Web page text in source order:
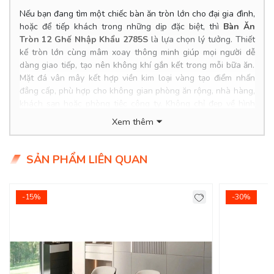
Nếu bạn đang tìm một chiếc bàn ăn tròn lớn cho đại gia đình,
hoặc để tiếp khách trong những dịp đặc biệt, thì Bàn Ăn
Tròn 12 Ghế Nhập Khẩu 2785S là lựa chọn lý tưởng. Thiết
kế tròn lớn cùng mâm xoay thông minh giúp mọi người dễ
dàng giao tiếp, tạo nên không khí gắn kết trong mỗi bữa ăn.
Mặt đá vân mây kết hợp viền kim loại vàng tạo điểm nhấn
đẳng cấp, phù hợp cho không gian phòng ăn rộng, nhà hàng,
thức, mẫu bàn ăn tròn mặt đá này còn mang lại cảm giác ấm
roduct Info
Giá bàn KM: 31.400.000đ (Giá gốc 36.500.000đ)
Giao Hàng Miễn Phí
Xem thêm
SẢN PHẨM LIÊN QUAN
-15% -30%